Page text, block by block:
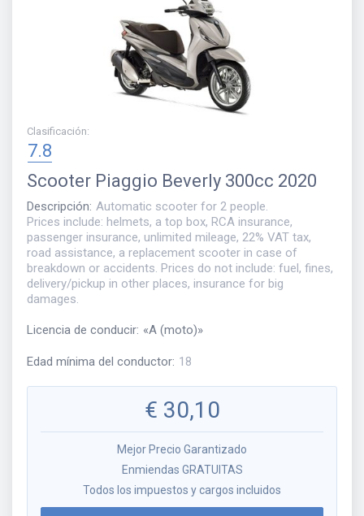
Clasificación:
7.8
Scooter Piaggio Beverly 300cc 2020
Descripción: Automatic scooter for 2 people.
Prices include: helmets, a top box, RCA insurance,
passenger insurance, unlimited mileage, 22% VAT tax,
road assistance, a replacement scooter in case of
breakdown or accidents. Prices do not include: fuel, fines,
delivery/pickup in other places, insurance for big
damages.
Licencia de conducir: «A (moto)»
Edad mínima del conductor: 18
€ 30,10
Mejor Precio Garantizado
Enmiendas GRATUITAS
Todos los impuestos y cargos incluidos